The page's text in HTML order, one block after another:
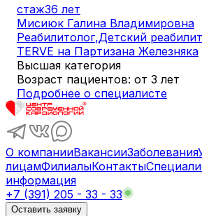
стаж36 лет
Мисиюк Галина Владимировна
Реабилитолог,Детский
TERVE на Партизана Железняка
Высшая категория
Возраст пациентов: от 3 лет
Подробнее о специалисте
О компанииВакансииЗаболевания
лицамФилиалыКонтакты
информация
+7 (391) 205 - 33 - 33
Оставить заявку